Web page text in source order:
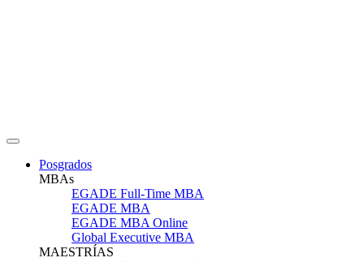
Posgrados
MBAs
EGADE Full-Time MBA
EGADE MBA
EGADE MBA Online
Global Executive MBA
MAESTRÍAS